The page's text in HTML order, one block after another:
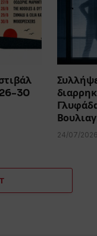
30
24/07/2026